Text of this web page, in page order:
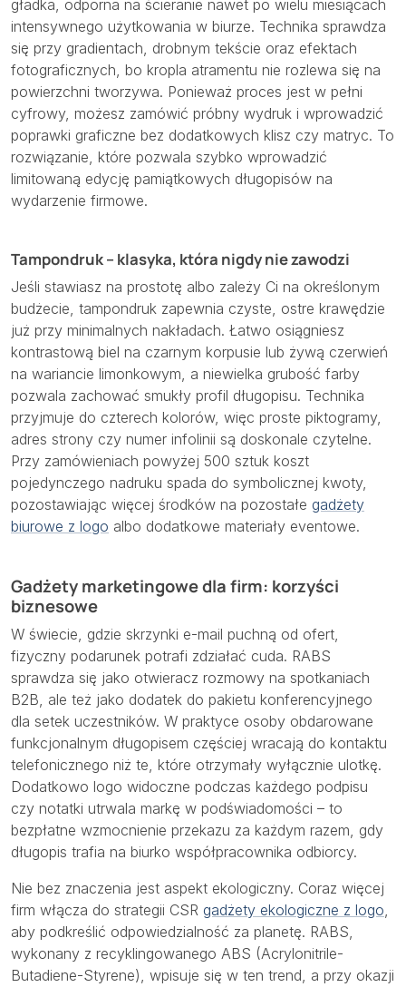
gładka, odporna na ścieranie nawet po wielu miesiącach
intensywnego użytkowania w biurze. Technika sprawdza
się przy gradientach, drobnym tekście oraz efektach
fotograficznych, bo kropla atramentu nie rozlewa się na
powierzchni tworzywa. Ponieważ proces jest w pełni
cyfrowy, możesz zamówić próbny wydruk i wprowadzić
poprawki graficzne bez dodatkowych klisz czy matryc. To
rozwiązanie, które pozwala szybko wprowadzić
limitowaną edycję pamiątkowych długopisów na
wydarzenie firmowe.
Tampondruk – klasyka, która nigdy nie zawodzi
Jeśli stawiasz na prostotę albo zależy Ci na określonym
budżecie, tampondruk zapewnia czyste, ostre krawędzie
już przy minimalnych nakładach. Łatwo osiągniesz
kontrastową biel na czarnym korpusie lub żywą czerwień
na wariancie limonkowym, a niewielka grubość farby
pozwala zachować smukły profil długopisu. Technika
przyjmuje do czterech kolorów, więc proste piktogramy,
adres strony czy numer infolinii są doskonale czytelne.
Przy zamówieniach powyżej 500 sztuk koszt
pojedynczego nadruku spada do symbolicznej kwoty,
pozostawiając więcej środków na pozostałe gadżety
biurowe z logo albo dodatkowe materiały eventowe.
Gadżety marketingowe dla firm: korzyści
biznesowe
W świecie, gdzie skrzynki e-mail puchną od ofert,
fizyczny podarunek potrafi zdziałać cuda. RABS
sprawdza się jako otwieracz rozmowy na spotkaniach
B2B, ale też jako dodatek do pakietu konferencyjnego
dla setek uczestników. W praktyce osoby obdarowane
funkcjonalnym długopisem częściej wracają do kontaktu
telefonicznego niż te, które otrzymały wyłącznie ulotkę.
Dodatkowo logo widoczne podczas każdego podpisu
czy notatki utrwala markę w podświadomości – to
bezpłatne wzmocnienie przekazu za każdym razem, gdy
długopis trafia na biurko współpracownika odbiorcy.
Nie bez znaczenia jest aspekt ekologiczny. Coraz więcej
firm włącza do strategii CSR gadżety ekologiczne z logo,
aby podkreślić odpowiedzialność za planetę. RABS,
wykonany z recyklingowanego ABS (Acrylonitrile-
Butadiene-Styrene), wpisuje się w ten trend, a przy okazji